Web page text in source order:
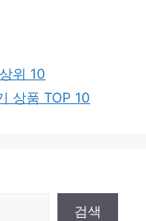
위 10
상품 TOP 10
검색